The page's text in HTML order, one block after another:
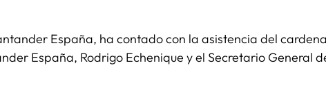
España, ha contado con la asistencia del
España, Rodrigo Echenique y el Secretario General